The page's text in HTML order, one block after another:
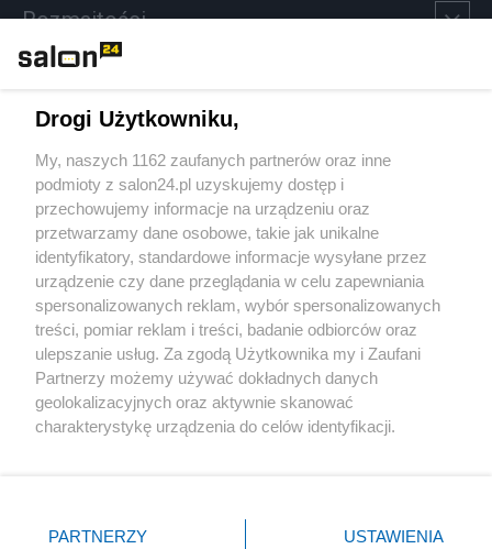
Rozmaitości
Sport
Społeczeństwo
Kultura
X Facebook Instagram Youtube
Drogi Użytkowniku,
My, naszych 1162 zaufanych partnerów oraz inne
podmioty z salon24.pl uzyskujemy dostęp i
przechowujemy informacje na urządzeniu oraz
przetwarzamy dane osobowe, takie jak unikalne
identyfikatory, standardowe informacje wysyłane przez
urządzenie czy dane przeglądania w celu zapewniania
spersonalizowanych reklam, wybór spersonalizowanych
treści, pomiar reklam i treści, badanie odbiorców oraz
ulepszanie usług. Za zgodą Użytkownika my i Zaufani
Partnerzy możemy używać dokładnych danych
geolokalizacyjnych oraz aktywnie skanować
charakterystykę urządzenia do celów identyfikacji.
zmienić/wycofać klikając przycisk ustawień prywatności
PARTNERZY USTAWIENIA